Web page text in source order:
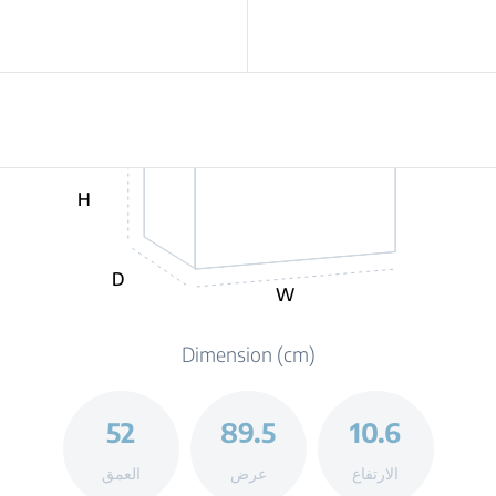
H
D
W
Dimension (cm)
10.6
الارتفاع
89.5
عرض
52
العمق